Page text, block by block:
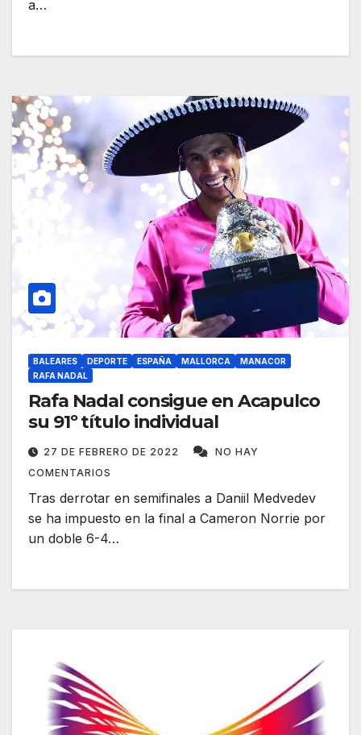
a…
BALEARES DEPORTE ESPAÑA MALLORCA
MANACOR
RAFA NADAL
Rafa Nadal consigue en Acapulco
su 91º título individual
27 DE FEBRERO DE 2022
NO HAY
COMENTARIOS
Tras derrotar en semifinales a Daniil Medvedev
se ha impuesto en la final a Cameron Norrie por
un doble 6-4…